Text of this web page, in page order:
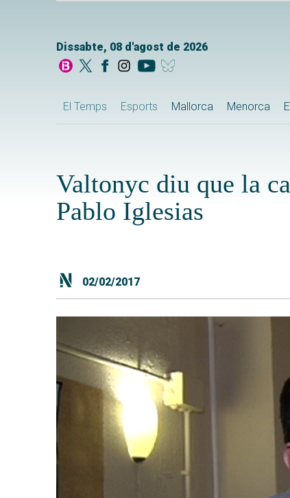
Dissabte, 08 d'agost de 2026
El Temps Esports Mallorca Menorca
Valtonyc diu que la
Pablo Iglesias
02/02/2017